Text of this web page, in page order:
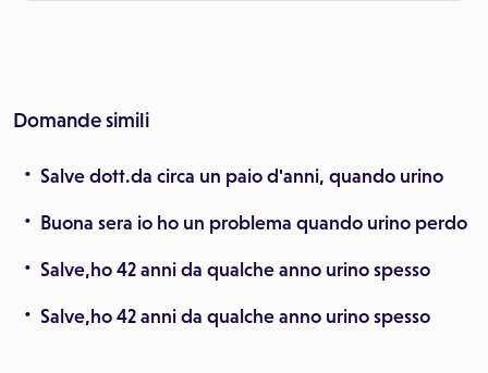
Domande simili
Salve dott.da circa un paio d'anni, quando urino
Buona sera io ho un problema quando urino perdo
Salve,ho 42 anni da qualche anno urino spesso
Salve,ho 42 anni da qualche anno urino spesso